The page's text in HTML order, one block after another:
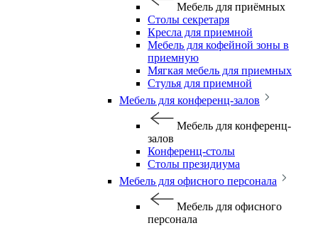
Мебель для приёмных
Столы секретаря
Кресла для приемной
Мебель для кофейной зоны в
приемную
Мягкая мебель для приемных
Стулья для приемной
Мебель для конференц-залов
Мебель для конференц-
залов
Конференц-столы
Столы президиума
Мебель для офисного персонала
Мебель для офисного
персонала